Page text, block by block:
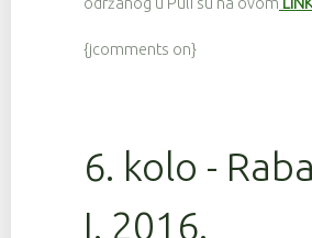
održanog u Puli su na ovom
{jcomments on}
6. kolo -
I. 2016.